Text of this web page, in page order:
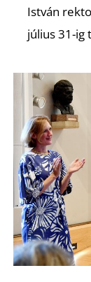
István
július 31-ig